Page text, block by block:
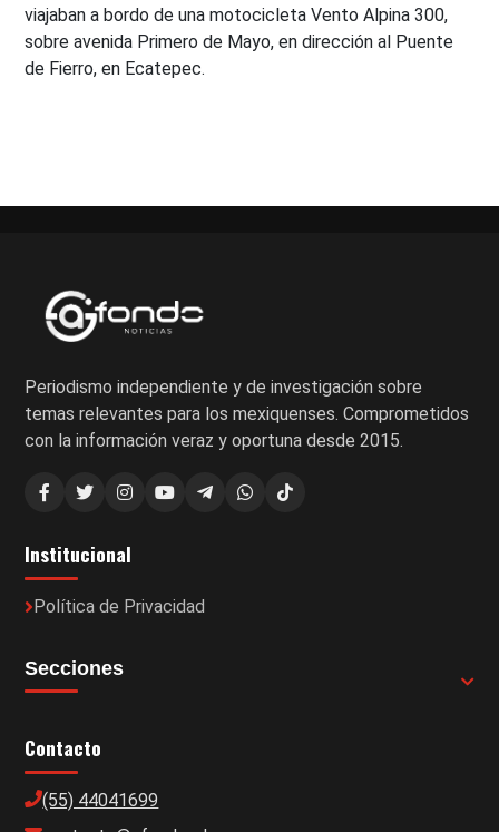
viajaban a bordo de una motocicleta Vento Alpina 300,
sobre avenida Primero de Mayo, en dirección al Puente
de Fierro, en Ecatepec.
Periodismo independiente y de investigación sobre
temas relevantes para los mexiquenses. Comprometidos
con la información veraz y oportuna desde 2015.
Institucional
Política de Privacidad
Secciones
Contacto
(55) 44041699